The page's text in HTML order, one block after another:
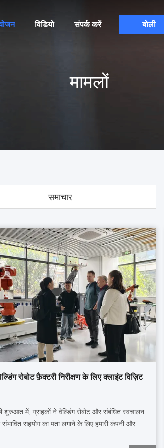
विडियो संपर्क करें बोली
मामलों
समाचार
रोबोट फ़ैक्टरी निरीक्षण के लिए क्लाइंट विज़िट
शुरुआत में, ग्राहकों ने वेल्डिंग रोबोट और संबंधित स्वचालन
संभावित सहयोग का पता लगाने के लिए हमारी कंपनी और